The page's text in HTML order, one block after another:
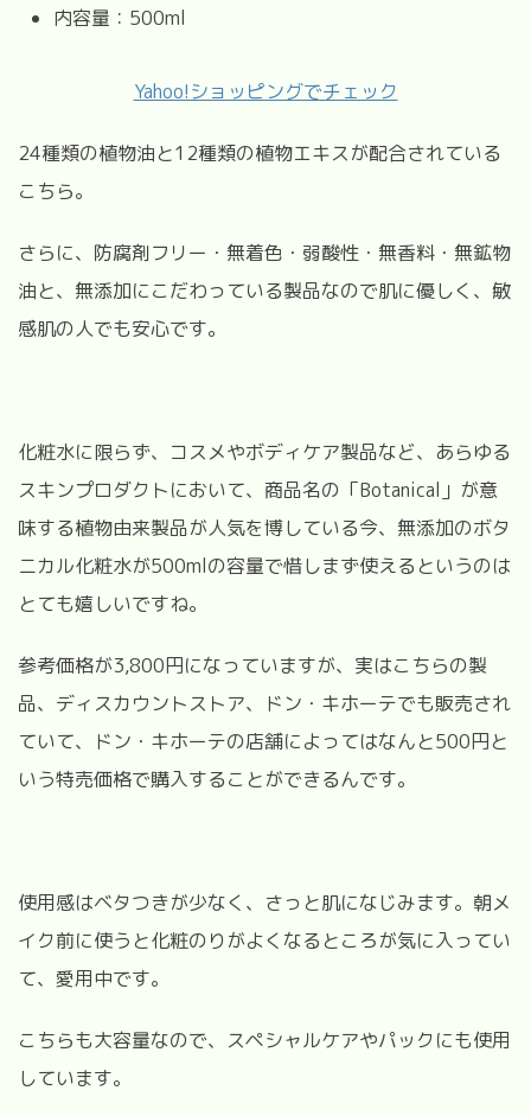
内容量：500ml
Yahoo!ショッピングでチェック
24種類の植物油と12種類の植物エキスが配合されている
こちら。
さらに、防腐剤フリー・無着色・弱酸性・無香料・無鉱物
油と、無添加にこだわっている製品なので肌に優しく、敏
感肌の人でも安心です。
化粧水に限らず、コスメやボディケア製品など、あらゆる
スキンプロダクトにおいて、商品名の「Botanical」が意
味する植物由来製品が人気を博している今、無添加のボタ
ニカル化粧水が500mlの容量で惜しまず使えるというのは
とても嬉しいですね。
参考価格が3,800円になっていますが、実はこちらの製
品、ディスカウントストア、ドン・キホーテでも販売され
ていて、ドン・キホーテの店舗によってはなんと500円と
いう特売価格で購入することができるんです。
使用感はベタつきが少なく、さっと肌になじみます。朝メ
イク前に使うと化粧のりがよくなるところが気に入ってい
て、愛用中です。
こちらも大容量なので、スペシャルケアやパックにも使用
しています。